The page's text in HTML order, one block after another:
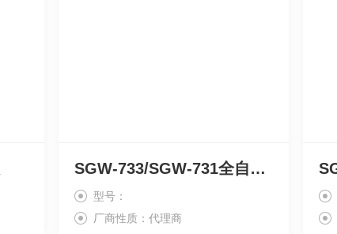
SGW-733/SGW-731全自动折光仪
型号：
厂商性质：代理商